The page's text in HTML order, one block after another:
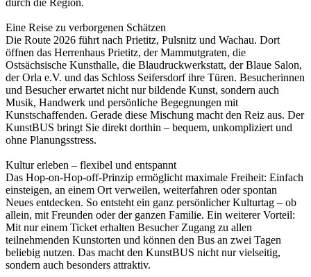
durch die Region.
Eine Reise zu verborgenen Schätzen
Die Route 2026 führt nach Prietitz, Pulsnitz und Wachau. Dort
öffnen das Herrenhaus Prietitz, der Mammutgraten, die
Ostsächsische Kunsthalle, die Blaudruckwerkstatt, der Blaue Salon,
der Orla e.V. und das Schloss Seifersdorf ihre Türen. Besucherinnen
und Besucher erwartet nicht nur bildende Kunst, sondern auch
Musik, Handwerk und persönliche Begegnungen mit
Kunstschaffenden. Gerade diese Mischung macht den Reiz aus. Der
KunstBUS bringt Sie direkt dorthin – bequem, unkompliziert und
ohne Planungsstress.
Kultur erleben – flexibel und entspannt
Das Hop-on-Hop-off-Prinzip ermöglicht maximale Freiheit: Einfach
einsteigen, an einem Ort verweilen, weiterfahren oder spontan
Neues entdecken. So entsteht ein ganz persönlicher Kulturtag – ob
allein, mit Freunden oder der ganzen Familie. Ein weiterer Vorteil:
Mit nur einem Ticket erhalten Besucher Zugang zu allen
teilnehmenden Kunstorten und können den Bus an zwei Tagen
beliebig nutzen. Das macht den KunstBUS nicht nur vielseitig,
sondern auch besonders attraktiv.